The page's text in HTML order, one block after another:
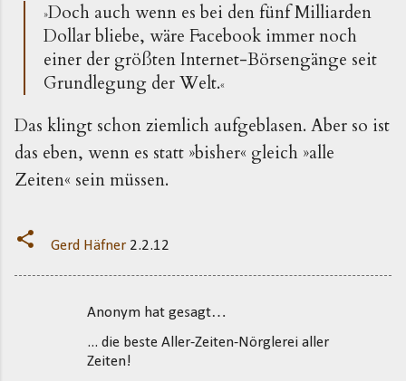
»Doch auch wenn es bei den fünf Milliarden
Dollar bliebe, wäre Facebook immer noch
einer der größten Internet-Börsengänge seit
Grundlegung der Welt.«
Das klingt schon ziemlich aufgeblasen. Aber so ist
das eben, wenn es statt »bisher« gleich »alle
Zeiten« sein müssen.
Gerd Häfner 2.2.12
Anonym hat gesagt…
... die beste Aller-Zeiten-Nörglerei aller
Zeiten!